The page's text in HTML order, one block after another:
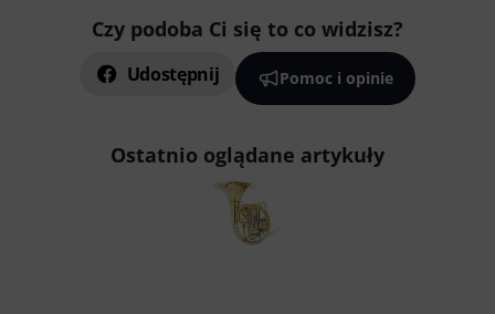
Czy podoba Ci się to co widzisz?
Udostępnij Pomoc i opinie
Ostatnio oglądane artykuły